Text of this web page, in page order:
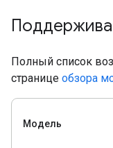
Полный список
странице обзора
Модель